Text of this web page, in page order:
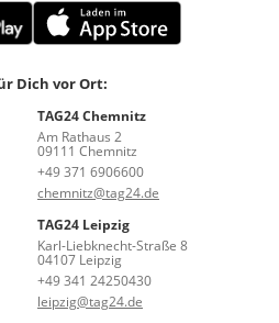
Dich vor Ort:
TAG24 Chemnitz
Am Rathaus 2
09111 Chemnitz
+49 371 6906600
chemnitz@tag24.de
TAG24 Leipzig
Karl-Liebknecht-Straße 8
04107 Leipzig
+49 341 24250430
leipzig@tag24.de